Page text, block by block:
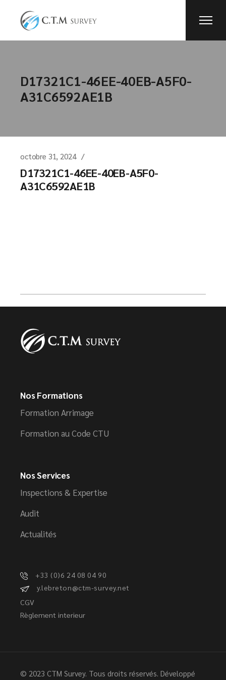
content
D17321C1-46EE-40EB-A5F0-
A31C6592AE1B
octobre 31, 2024
D17321C1-46EE-40EB-A5F0-
A31C6592AE1B
Nos Formations
Formation Arrimage
Formation au Code CTU
Nos Services
Inspections & Expertise
Audit
Actualités
+33 (0)6 24 08 04 90
y.lebreton@ctm-survey.net
CGV
Règlement interieur
© 2023 CTM Survey. Tous droits réservés. Développé